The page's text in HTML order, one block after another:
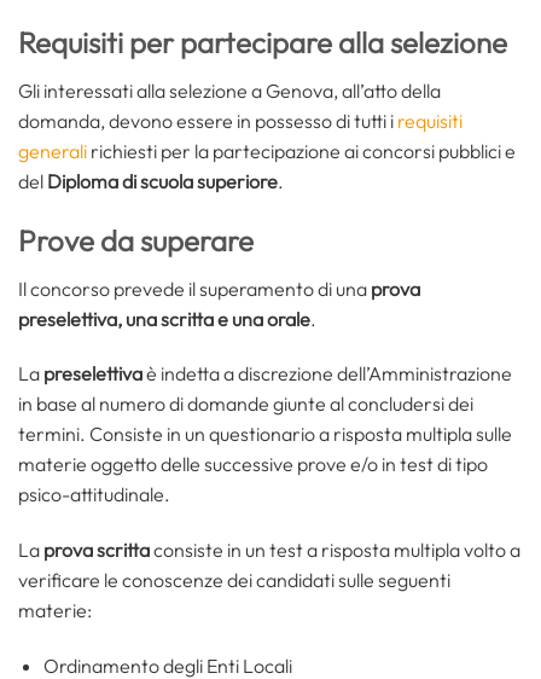
Requisiti per partecipare alla selezione
Gli interessati alla selezione a Genova, all’atto della
domanda, devono essere in possesso di tutti i requisiti
generali richiesti per la partecipazione ai concorsi pubblici e
del Diploma di scuola superiore.
Prove da superare
Il concorso prevede il superamento di una prova
preselettiva, una scritta e una orale.
La preselettivaè indetta a discrezione dell’Amministrazione
in base al numero di domande giunte al concludersi dei
termini. Consiste in un questionario a risposta multipla sulle
materie oggetto delle successive prove e/o in test di tipo
psico-attitudinale.
La prova scrittaconsiste in un test a risposta multipla volto a
verificare le conoscenze dei candidati sulle seguenti
materie:
Ordinamento degli Enti Locali